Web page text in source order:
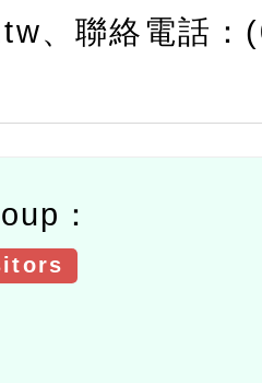
、聯絡電話：
：